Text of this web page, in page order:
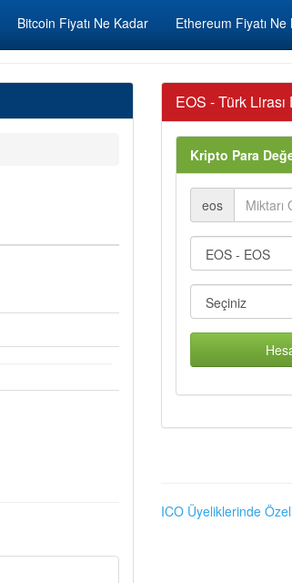
Bitcoin Fiyatı Ne Kadar Ethereum Fiyatı Ne
EOS - Türk
Kripto Para
eos
ICO Üyeliklerinde